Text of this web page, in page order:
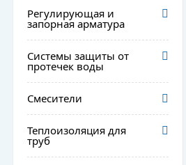
Регулирующая и
запорная арматура
Системы защиты от
протечек воды
Смесители
Теплоизоляция для
труб